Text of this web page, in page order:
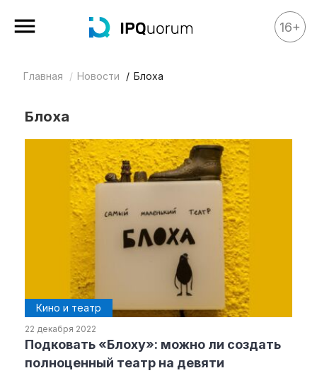
Все материалы
Legal review
События
IPQ.365
IP Stories
Календарь
Рубрики
16+
Главная Новости Блоха
Блоха
Кино и театр
22 декабря 2022
Подковать «Блоху»: можно ли создать
полноценный театр на девяти